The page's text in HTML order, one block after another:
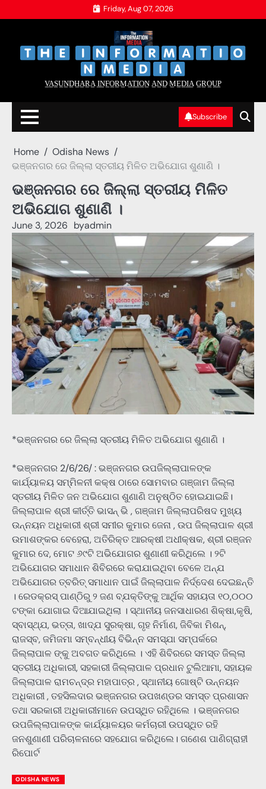
to
Friday, Aug 07, 2026
V̲A̲S̲U̲N̲D̲H̲A̲R̲A̲ I̲N̲F̲O̲R̲M̲A̲T̲I̲O̲N̲ A̲N̲D̲ M̲E̲D̲I̲A̲ G̲R̲O̲U̲P̲
Subscribe
Home
Odisha News
ଭଞ୍ଜନଗର ରେ ଜିଲ୍ଲା ସ୍ତରୀୟ ମିଳିତ ଅଭିଯୋଗ ଶୁଣାଣି ।
ଭଞ୍ଜନଗର ରେ ଜିଲ୍ଲା ସ୍ତରୀୟ ମିଳିତ
ଅଭିଯୋଗ ଶୁଣାଣି ।
June 3, 2026 byadmin
*ଭଞ୍ଜନଗର ରେ ଜିଲ୍ଲା ସ୍ତରୀୟ ମିଳିତ ଅଭିଯୋଗ ଶୁଣାଣି ।
*ଭଞ୍ଜନଗର 2/6/26/ : ଭଞ୍ଜନଗର ଉପଜିଲ୍ଲାପାଳଙ୍କ
କାର୍ଯ୍ୟାଳୟ ସମ୍ମିଳନୀ କକ୍ଷ ଠାରେ ସୋମବାର ଗଞ୍ଜାମ ଜିଲ୍ଲା
ସ୍ତରୀୟ ମିଳିତ ଜନ ଅଭିଯୋଗ ଶୁଣାଣି ଅନୁଷ୍ଠିତ ହୋଇଯାଇଛି।
ଜିଲ୍ଲାପାଳ ଶ୍ରୀ କୀର୍ତ୍ତି ଭାସନ୍ ଭି , ଗଞ୍ଜାମ ଜିଲ୍ଲାପରିଷଦ ମୁଖ୍ୟ
ଉନ୍ନୟନ ଅଧିକାରୀ ଶ୍ରୀ ସମୀର କୁମାର ଜେନା , ଉପ ଜିଲ୍ଲାପାଳ ଶ୍ରୀ
ଉମାଶଙ୍କର ବେହେରା, ଅତିରିକ୍ତ ଆରକ୍ଷୀ ଅଧୀକ୍ଷକ, ଶ୍ରୀ ରଞ୍ଜନ
କୁମାର ଦେ, ମୋଟ ୬୯ଟି ଅଭିଯୋଗର ଶୁଣାଣୀ କରିଥିଲେ । ୨ଟି
ଅଭିଯୋଗର ସମାଧାନ ଶିବିରରେ କରାଯାଇଥିବା ବେଳେ ଅନ୍ଯ
ଅଭିଯୋଗର ତ୍ବରିତ୍ ସମାଧାନ ପାଇଁ ଜିଲ୍ଲାପାଳ ନିର୍ଦ୍ଦେଶ ଦେଇଛନ୍ତି
। ରେଡକ୍ରସ୍ ପାଣ୍ଠିରୁ ୨ ଜଣ ବ୍ଯକ୍ତିଙ୍କୁ ଆର୍ଥିକ ସହାୟତା ୧୦,୦୦୦
ଟଙ୍କା ଯୋଗାଇ ଦିଆଯାଇଥିଲା । ସ୍ଥାନୀୟ ଜନସାଧାରଣ ଶିକ୍ଷା,କୃଷି,
ସ୍ବାସ୍ଥ୍ଯ, ଭତ୍ତା, ଖାଦ୍ଯ ସୁରକ୍ଷା, ଗୃହ ନିର୍ମାଣ, ଜିବିକା ମିଶନ୍,
ରାଜସ୍ବ, ଜମିଜମା ସମ୍ବନ୍ଧୀୟ ବିଭିନ୍ନ ସମସ୍ଯା ସମ୍ପର୍କରେ
ଜିଲ୍ଲାପାଳ ଙ୍କୁ ଅବଗତ କରିଥିଲେ । ଏହି ଶିବିରରେ ସମସ୍ତ ଜିଲ୍ଲା
ସ୍ତରୀୟ ଅଧିକାରୀ, ସହକାରୀ ଜିଲ୍ଲାପାଳ ପ୍ରଧାନ ଟୁଲିଆମା, ସହାୟକ
ଜିଲ୍ଲାପାଳ ରାମଚନ୍ଦ୍ର ମହାପାତ୍ର , ସ୍ଥାନୀୟ ଗୋଷ୍ଟି ଉନ୍ନୟନ
ଅଧିକାରୀ , ତହସିଲଦାର ଭଞ୍ଜନଗର ଉପଖଣ୍ଡର ସମସ୍ତ ପ୍ରଶାସନ
ତଥା ସରକାରୀ ଅଧିକାରୀମାନେ ଉପସ୍ଥିତ ରହିଥିଲେ । ଭଞ୍ଜନଗର
ଉପଜିଲ୍ଲାପାଳଙ୍କ କାର୍ଯ୍ୟାଳୟର କର୍ମଚାରୀ ଉପସ୍ଥିତ ରହି
ଜନଶୁଣାଣୀ ପରିଚାଳନାରେ ସହଯୋଗ କରିଥିଲେ। ଗଣେଶ ପାଣିଗ୍ରାହୀ
ରିପୋର୍ଟ
ODISHA NEWS